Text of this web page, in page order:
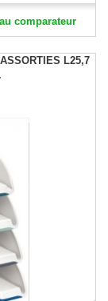
comparateur
L25,7